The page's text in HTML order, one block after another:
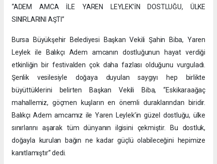
“ADEM AMCA İLE YAREN LEYLEK’İN DOSTLUĞU, ÜLKE
SINIRLARINI AŞTI”
Bursa Büyükşehir Belediyesi Başkan Vekili Şahin Biba, Yaren
Leylek ile Balıkçı Adem amcanın dostluğunun hayat verdiği
etkinliğin bir festivalden çok daha fazlası olduğunu vurguladı.
Şenlik vesilesiyle doğaya duyulan saygıyı hep birlikte
büyüttüklerini belirten Başkan Vekili Biba, “Eskikaraağaç
mahallemiz, göçmen kuşların en önemli duraklarından biridir.
Balıkçı Adem amcamız ile Yaren Leylek’in güzel dostluğu, ülke
sınırlarını aşarak tüm dünyanın ilgisini çekmiştir. Bu dostluk,
doğayla kurulan bağın ne kadar güçlü olabileceğini hepimize
kanıtlamıştır” dedi.